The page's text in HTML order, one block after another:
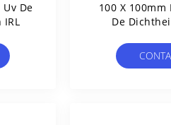
De
IRL
100 X 100mm
De